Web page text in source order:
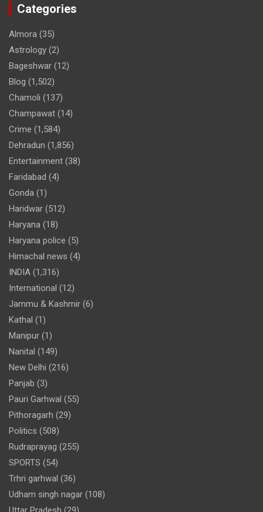
Categories
Almora (35)
Astrology (2)
Bageshwar (12)
Blog (1,502)
Chamoli (137)
Champawat (14)
Crime (1,584)
Dehradun (1,856)
Entertainment (38)
Faridabad (4)
Gonda (1)
Haridwar (512)
Haryana (18)
Haryana police (5)
Himachal news (4)
INDIA (1,316)
International (12)
Jammu & Kashmir (6)
Kathal (1)
Manipur (1)
Nanital (149)
New Delhi (216)
Panjab (3)
Pauri Garhwal (55)
Pithoragarh (29)
Politics (508)
Rudraprayag (255)
SPORTS (54)
Trhri garhwal (36)
Udham singh nagar (108)